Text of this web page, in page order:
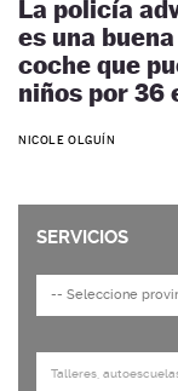
La policía
es una
coche que
niños por 36
NICOLE OLGUÍN